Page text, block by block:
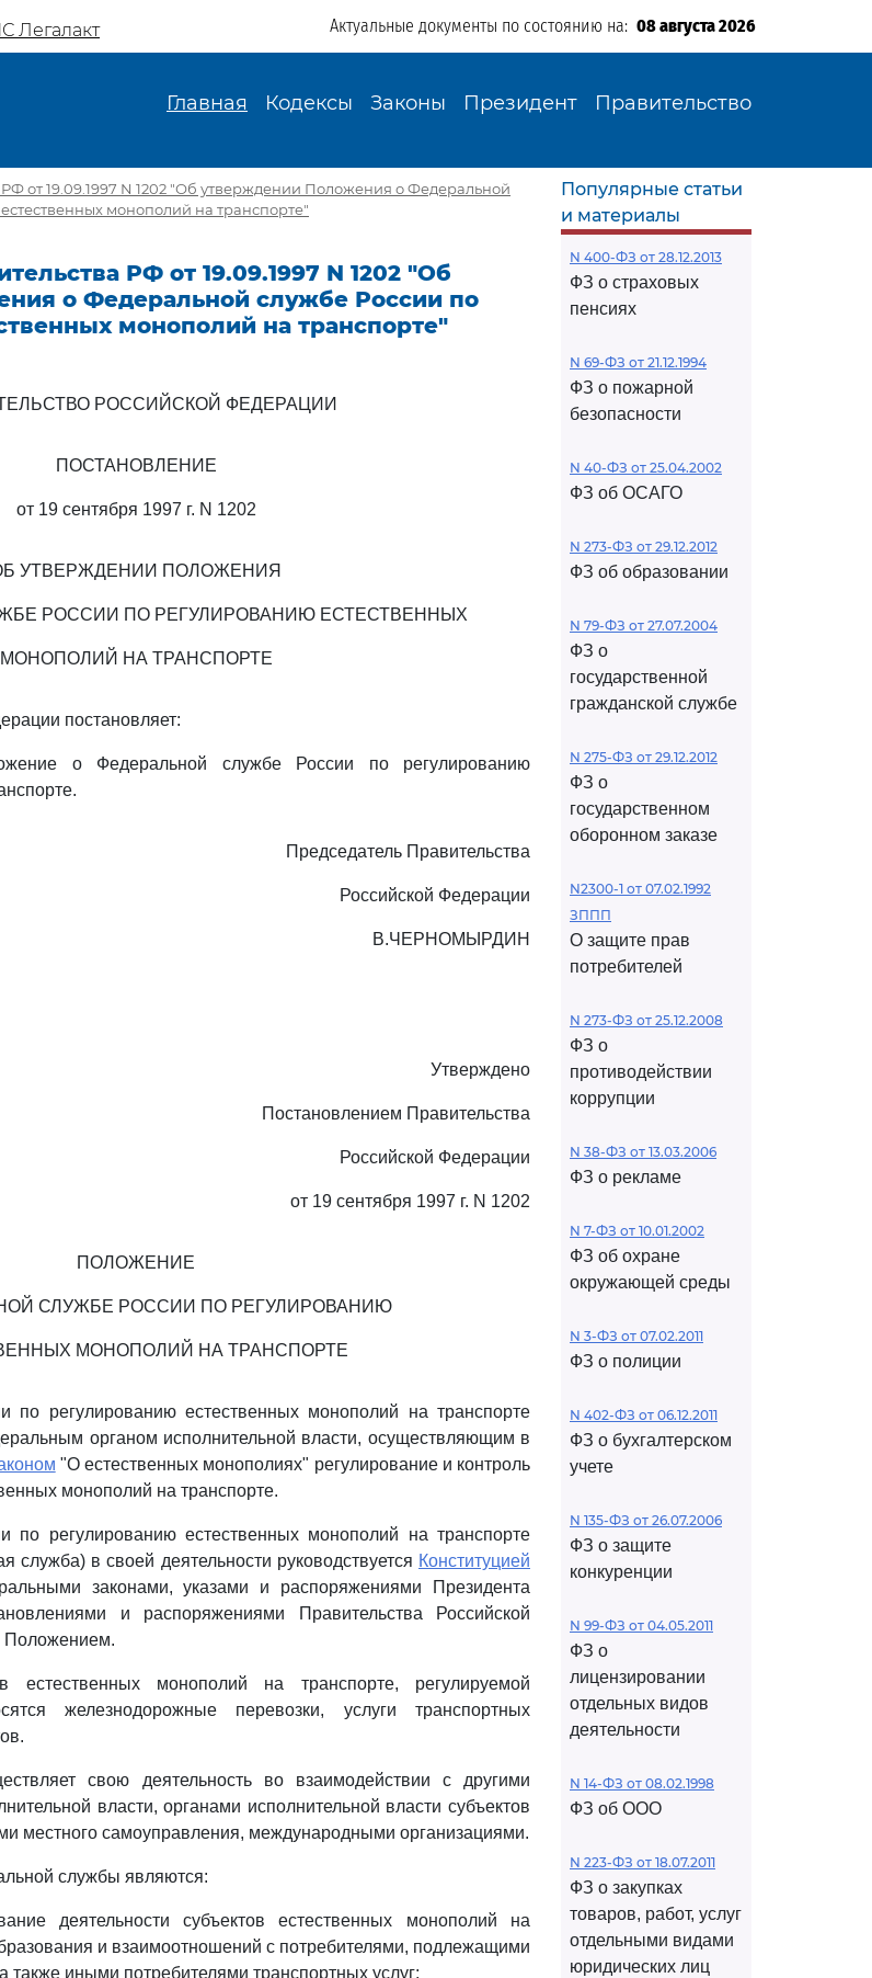
Легалакт Актуальные документы по состоянию на: 08 августа 2026
Главная Кодексы Законы Президент Правительство
от 19.09.1997 N 1202 "Об утверждении Положения о Федеральной
монополий на транспорте"
РФ от 19.09.1997 N 1202 "Об
о Федеральной службе России по
монополий на транспорте"
РОССИЙСКОЙ ФЕДЕРАЦИИ
ПОСТАНОВЛЕНИЕ
от 19 сентября 1997 г. N 1202
УТВЕРЖДЕНИИ ПОЛОЖЕНИЯ
РОССИИ ПО РЕГУЛИРОВАНИЮ ЕСТЕСТВЕННЫХ
МОНОПОЛИЙ НА ТРАНСПОРТЕ
постановляет:
о Федеральной службе России по регулированию
Председатель Правительства
Российской Федерации
В.ЧЕРНОМЫРДИН
Утверждено
Постановлением Правительства
Российской Федерации
от 19 сентября 1997 г. N 1202
ПОЛОЖЕНИЕ
СЛУЖБЕ РОССИИ ПО РЕГУЛИРОВАНИЮ
МОНОПОЛИЙ НА ТРАНСПОРТЕ
по регулированию естественных монополий на транспорте
органом исполнительной власти, осуществляющим в
"О естественных монополиях" регулирование и контроль
монополий на транспорте.
по регулированию естественных монополий на транспорте
служба) в своей деятельности руководствуется Конституцией
законами, указами и распоряжениями Президента
и распоряжениями Правительства Российской
Положением.
естественных монополий на транспорте, регулируемой
железнодорожные перевозки, услуги транспортных
свою деятельность во взаимодействии с другими
власти, органами исполнительной власти субъектов
местного самоуправления, международными организациями.
службы являются:
деятельности субъектов естественных монополий на
и взаимоотношений с потребителями, подлежащими
также иными потребителями транспортных услуг;
Популярные статьи
и материалы
N 400-ФЗ от 28.12.2013
ФЗ о страховых
пенсиях
N 69-ФЗ от 21.12.1994
ФЗ о пожарной
безопасности
N 40-ФЗ от 25.04.2002
ФЗ об ОСАГО
N 273-ФЗ от 29.12.2012
ФЗ об образовании
N 79-ФЗ от 27.07.2004
ФЗ о
государственной
гражданской службе
N 275-ФЗ от 29.12.2012
ФЗ о
государственном
оборонном заказе
N2300-1 от 07.02.1992
ЗППП
О защите прав
потребителей
N 273-ФЗ от 25.12.2008
ФЗ о
противодействии
коррупции
N 38-ФЗ от 13.03.2006
ФЗ о рекламе
N 7-ФЗ от 10.01.2002
ФЗ об охране
окружающей среды
N 3-ФЗ от 07.02.2011
ФЗ о полиции
N 402-ФЗ от 06.12.2011
ФЗ о бухгалтерском
учете
N 135-ФЗ от 26.07.2006
ФЗ о защите
конкуренции
N 99-ФЗ от 04.05.2011
ФЗ о
лицензировании
отдельных видов
деятельности
N 14-ФЗ от 08.02.1998
ФЗ об ООО
N 223-ФЗ от 18.07.2011
ФЗ о закупках
товаров, работ, услуг
отдельными видами
юридических лиц